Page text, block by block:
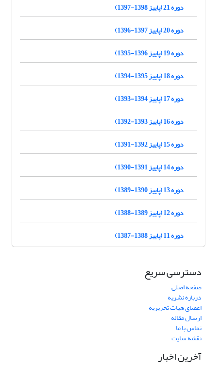
دوره 21 (پاییز 1398-1397)
دوره 20 (پاییز 1397-1396)
دوره 19 (پاییز 1396-1395)
دوره 18 (پاییز 1395-1394)
دوره 17 (پاییز 1394-1393)
دوره 16 (پاییز 1393-1392)
دوره 15 (پاییز 1392-1391)
دوره 14 (پاییز 1391-1390)
دوره 13 (پاییز 1390-1389)
دوره 12 (پاییز 1389-1388)
دوره 11 (پاییز 1388-1387)
دسترسی سریع
صفحه اصلی
درباره نشریه
اعضای هیات تحریریه
ارسال مقاله
تماس با ما
نقشه سایت
آخرین اخبار